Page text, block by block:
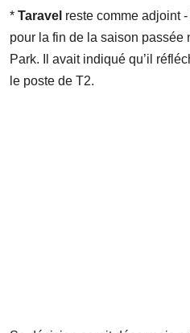
* Taravel reste comme adjoint -
pour la fin de la saison passée
Park. Il avait indiqué qu’il
le poste de T2.